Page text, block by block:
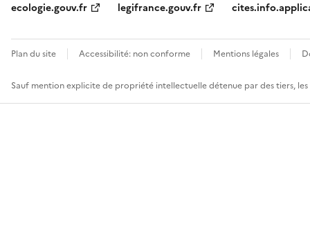
ecologie.gouv.fr
legifrance.gouv.fr
Plan du site Accessibilité: non conforme Mentions légales
Sauf mention explicite de propriété intellectuelle détenue par des tiers,